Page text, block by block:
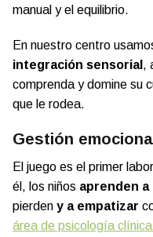
manual y el equilibrio.
En nuestro centro
integración sensorial ,
comprenda y domine su
que le rodea.
Gestión
El juego es el primer
él, los niños aprenden
pierden y a empatizar
área de psicología